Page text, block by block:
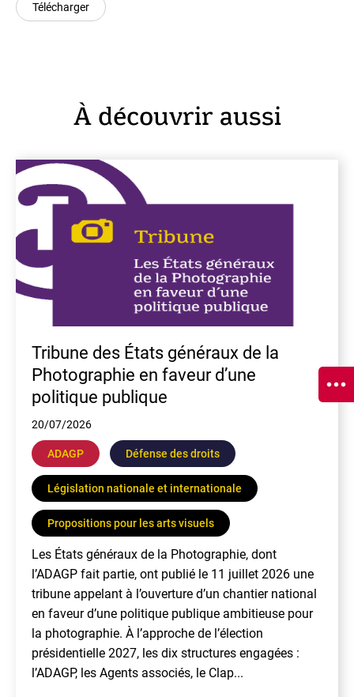
Télécharger
À découvrir aussi
Tribune des États généraux de la
Photographie en faveur d’une
politique publique
20/07/2026
ADAGP Défense des droits
Législation nationale et internationale
Propositions pour les arts visuels
Les États généraux de la Photographie, dont
l’ADAGP fait partie, ont publié le 11 juillet 2026 une
tribune appelant à l’ouverture d’un chantier national
en faveur d’une politique publique ambitieuse pour
la photographie. À l’approche de l’élection
présidentielle 2027, les dix structures engagées :
l’ADAGP, les Agents associés, le Clap...